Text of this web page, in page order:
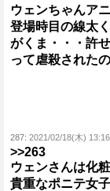
ウェンちゃんア
登場時目の線太
がくま・・・許
って虐殺された
287: 2021/02/18(木)
>>263
ウェンさんは化
貴重なポニテ女